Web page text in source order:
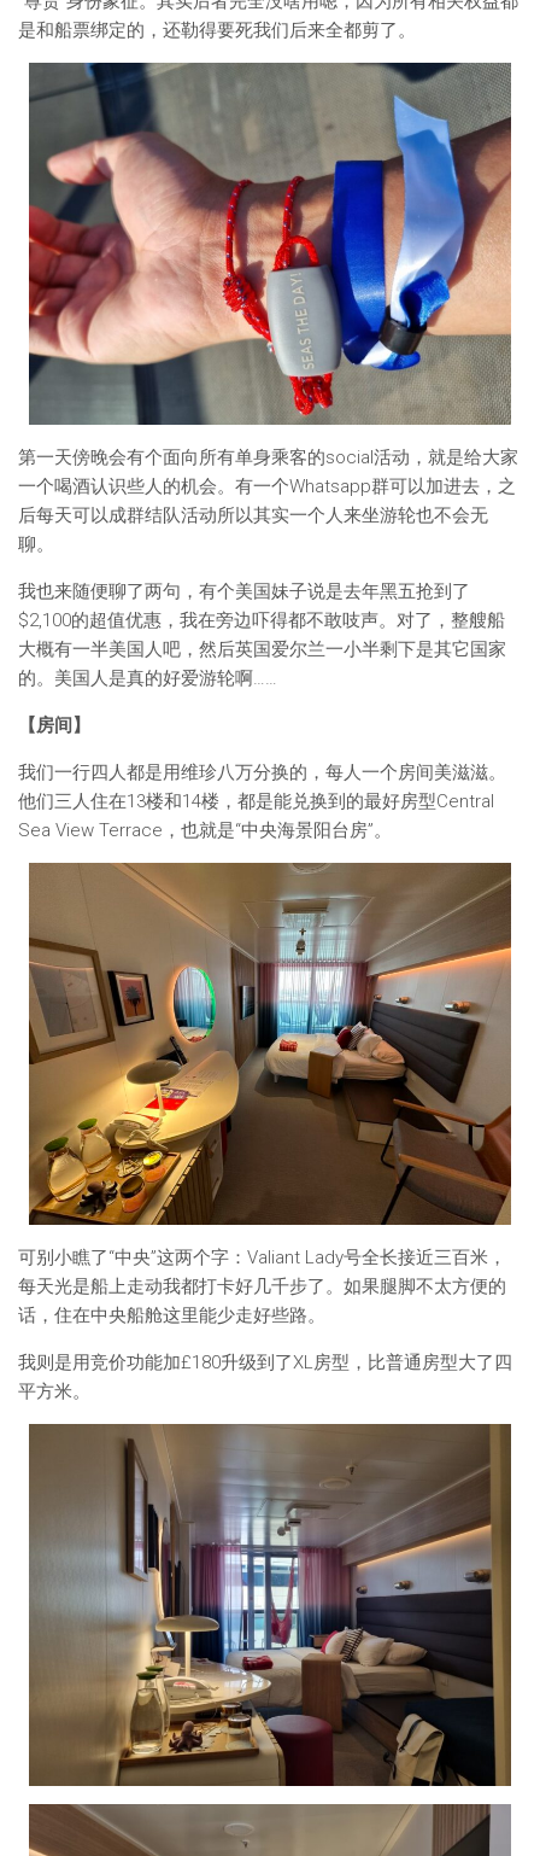
是和船票绑定的，还勒得要死我们后来全都剪了。
第一天傍晚会有个面向所有单身乘客的social活动，就是给大家
一个喝酒认识些人的机会。有一个Whatsapp群可以加进去，之
后每天可以成群结队活动所以其实一个人来坐游轮也不会无
聊。
我也来随便聊了两句，有个美国妹子说是去年黑五抢到了
$2,100的超值优惠，我在旁边吓得都不敢吱声。对了，整艘船
大概有一半美国人吧，然后英国爱尔兰一小半剩下是其它国家
的。美国人是真的好爱游轮啊……
【房间】
我们一行四人都是用维珍八万分换的，每人一个房间美滋滋。
他们三人住在13楼和14楼，都是能兑换到的最好房型Central
Sea View Terrace，也就是“中央海景阳台房”。
可别小瞧了“中央”这两个字：Valiant Lady号全长接近三百米，
每天光是船上走动我都打卡好几千步了。如果腿脚不太方便的
话，住在中央船舱这里能少走好些路。
我则是用竞价功能加£180升级到了XL房型，比普通房型大了四
平方米。